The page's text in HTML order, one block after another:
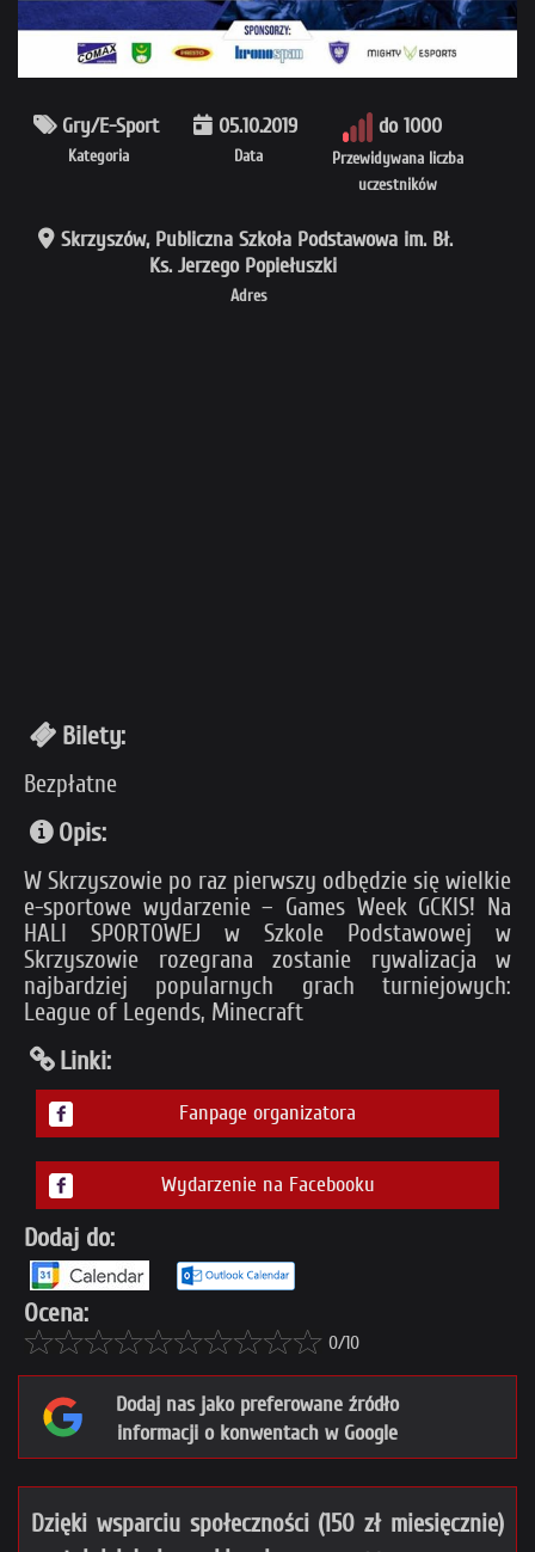
Kategoria
Gry/E-Sport
Data
05.10.2019
Przewidywana liczba
uczestników
do 1000
Adres
Skrzyszów, Publiczna Szkoła Podstawowa im. Bł.
Ks. Jerzego Popiełuszki
Bilety:
Bezpłatne
Opis:
W Skrzyszowie po raz pierwszy odbędzie się wielkie
e-sportowe wydarzenie – Games Week GCKIS! Na
HALI SPORTOWEJ w Szkole Podstawowej w
Skrzyszowie rozegrana zostanie rywalizacja w
najbardziej popularnych grach turniejowych:
League of Legends, Minecraft
Linki:
Fanpage organizatora
Wydarzenie na Facebooku
Dodaj do:
Ocena:
0/10
Dodaj nas jako preferowane źródło
informacji o konwentach w Google
Dzięki wsparciu społeczności (150 zł miesięcznie)